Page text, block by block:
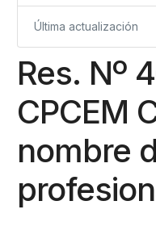
Última actualización
Res. Nº
CPCEM
nombre